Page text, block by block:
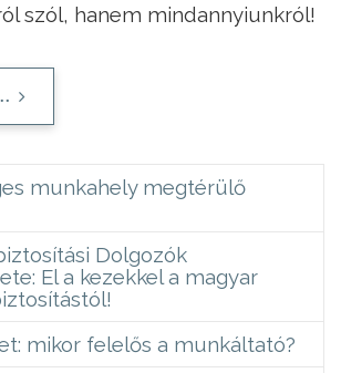
szól, hanem mindannyiunkról!
munkahely megtérülő
Dolgozók
El a kezekkel a magyar
mikor felelős a munkáltató?